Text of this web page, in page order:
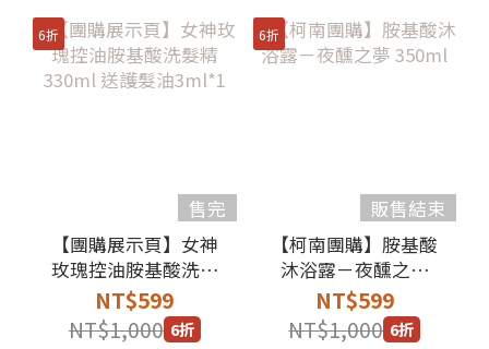
6折
售完
【團購展示頁】女神
玫瑰控油胺基酸洗髮
精 330ml 送護髮油
3ml*1
NT$599
NT$1,000 6折
6折
販售結束
【柯南團購】胺基酸
沐浴露－夜醺之夢
350ml
NT$599
NT$1,000 6折